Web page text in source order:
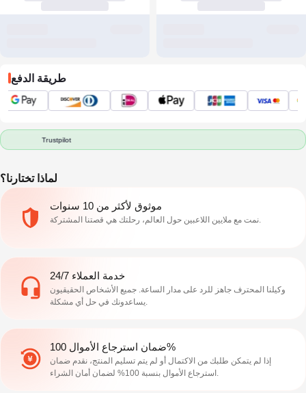
طريقة الدفع
Trustpilot
لماذا تختارنا؟
موثوق لأكثر من 10 سنوات
نمت مع ملايين اللاعبين حول العالم، رحلتك هي قصتنا المشتركة.
خدمة العملاء 24/7
وكيلنا المحترف جاهز للرد على مدار الساعة. جميع الأشخاص الحقيقيون
يساعدونك في حل أي مشكلة.
ضمان استرجاع الأموال 100%
إذا لم يتمكن طلبك من الاكتمال أو لم يتم تسليم المنتج، نقدم ضمان
استرجاع الأموال بنسبة 100% لضمان أمان الشراء.